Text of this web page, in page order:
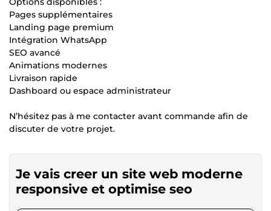
Pages supplémentaires
Landing page premium
Intégration WhatsApp
SEO avancé
Animations modernes
Livraison rapide
Dashboard ou espace administrateur
N’hésitez pas à me contacter avant commande afin de
discuter de votre projet.
Je vais creer un site web moderne
responsive et optimise seo